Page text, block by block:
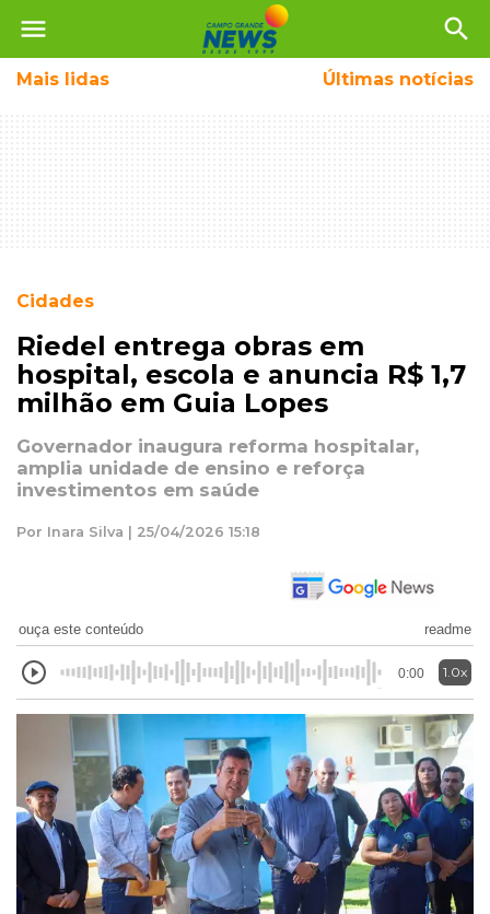
menu search
Mais lidas Últimas notícias
Cidades
Riedel entrega obras em
hospital, escola e anuncia R$ 1,7
milhão em Guia Lopes
Governador inaugura reforma hospitalar,
amplia unidade de ensino e reforça
investimentos em saúde
Por Inara Silva | 25/04/2026 15:18
ouça este conteúdo readme
0:00 1.0x